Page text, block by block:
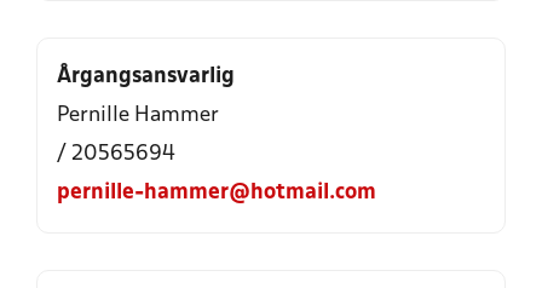
Årgangsansvarlig
Pernille Hammer
/ 20565694
pernille-hammer@hotmail.com